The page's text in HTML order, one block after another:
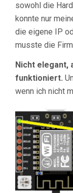
sowohl die
konnte nur
die eigene IP
musste die
Nicht elegant,
funktioniert.
wenn ich nicht